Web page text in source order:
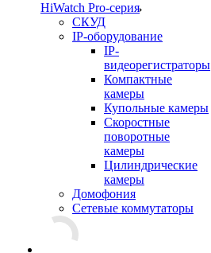
HiWatch Pro-серия
CКУД
IP-оборудование
IP-
видеорегистраторы
Компактные
камеры
Купольные камеры
Скоростные
поворотные
камеры
Цилиндрические
камеры
Домофония
Сетевые коммутаторы